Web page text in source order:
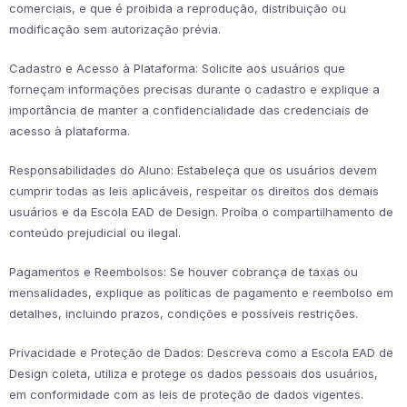
comerciais, e que é proibida a reprodução, distribuição ou
modificação sem autorização prévia.
Cadastro e Acesso à Plataforma: Solicite aos usuários que
forneçam informações precisas durante o cadastro e explique a
importância de manter a confidencialidade das credenciais de
acesso à plataforma.
Responsabilidades do Aluno: Estabeleça que os usuários devem
cumprir todas as leis aplicáveis, respeitar os direitos dos demais
usuários e da Escola EAD de Design. Proíba o compartilhamento de
conteúdo prejudicial ou ilegal.
Pagamentos e Reembolsos: Se houver cobrança de taxas ou
mensalidades, explique as políticas de pagamento e reembolso em
detalhes, incluindo prazos, condições e possíveis restrições.
Privacidade e Proteção de Dados: Descreva como a Escola EAD de
Design coleta, utiliza e protege os dados pessoais dos usuários,
em conformidade com as leis de proteção de dados vigentes.